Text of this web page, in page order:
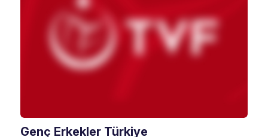
Genç Erkekler Türkiye